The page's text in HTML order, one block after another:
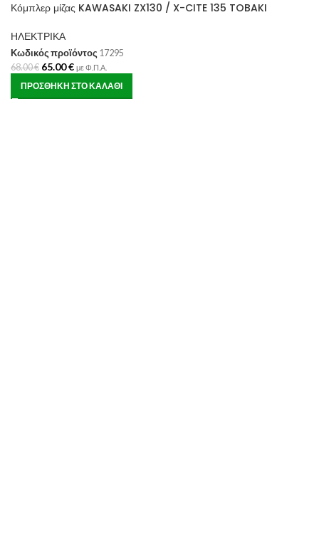
Κόμπλερ μίζας KAWASAKI ZX130 / X-CITE 135 TOBAKI
ΗΛΕΚΤΡΙΚΑ
Κωδικός προϊόντος 17295
68.00€ 65.00€ με Φ.Π.Α.
ΠΡΟΣΘΉΚΗ ΣΤΟ ΚΑΛΆΘΙ